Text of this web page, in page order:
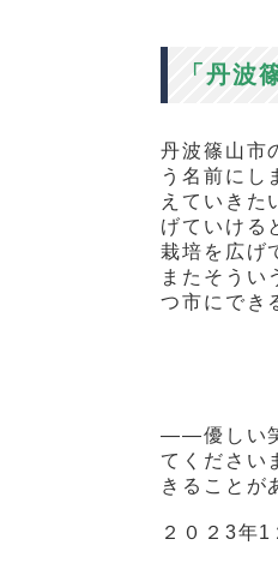
「丹波
丹波篠山市
う名前にし
えていきた
げていける
栽培を広げ
またそうい
つ市にでき
——優しい笑
てください
きること
２０２ 3年1